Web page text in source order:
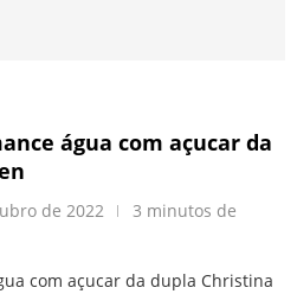
água com açucar da
de 2022
3 minutos de
com açucar da dupla Christina